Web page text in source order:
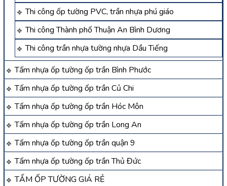
Thi công ốp tường PVC, trần nhựa phú giáo
Thi công Thành phố Thuận An Bình Dương
Thi công trần nhựa tường nhựa Dầu Tiếng
Tấm nhựa ốp tường ốp trần Bình Phước
Tấm nhựa ốp tường ốp trần Củ Chi
Tấm nhựa ốp tường ốp trần Hóc Môn
Tấm nhựa ốp tường ốp trần Long An
Tấm nhựa ốp tường ốp trần quận 9
Tấm nhựa ốp tường ốp trần Thủ Đức
TẤM ỐP TƯỜNG GIÁ RẺ